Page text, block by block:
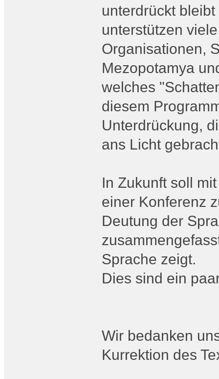
unterdrückt
unterstützen
Organisationen,
Mezopotamya
welches
diesem
Unterdrückung,
ans Licht
In Zukunft soll
einer Konferenz
Deutung der
Sprache zeigt.
Dies sind ein
Wir bedanken
Kurrektion des